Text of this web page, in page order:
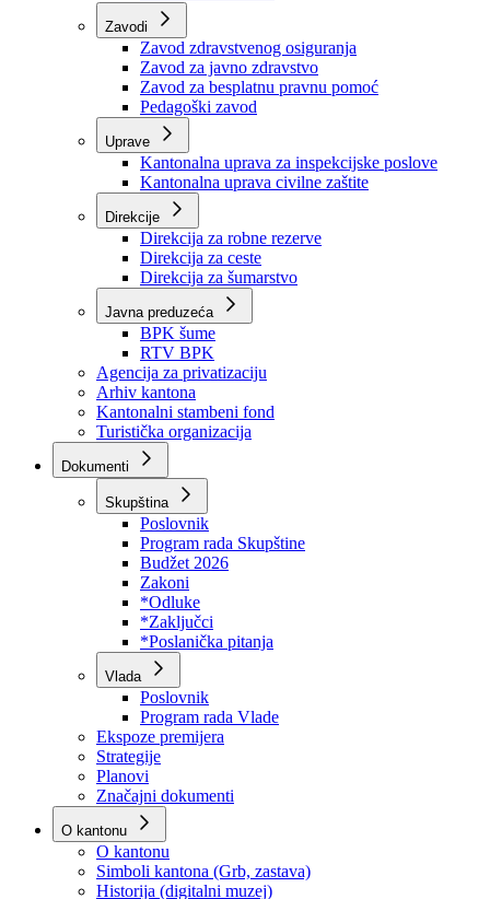
Centar za socijalni rad
Dom za stara i iznemogla lica
Kantonalna bolnica
Zavodi
Zavod zdravstvenog osiguranja
Zavod za javno zdravstvo
Zavod za besplatnu pravnu pomoć
Pedagoški zavod
Kantonalna uprava za inspekcijske poslove
Kantonalna uprava civilne zaštite
Direkcije
Direkcija za robne rezerve
Direkcija za ceste
Direkcija za šumarstvo
Javna preduzeća
BPK šume
RTV BPK
Agencija za privatizaciju
Arhiv kantona
Kantonalni stambeni fond
Turistička organizacija
Dokumenti
Skupština
Poslovnik
Program rada Skupštine
Budžet 2026
Zakoni
*Odluke
*Zaključci
*Poslanička pitanja
Vlada
Poslovnik
Program rada Vlade
Ekspoze premijera
Strategije
Planovi
Značajni dokumenti
O kantonu